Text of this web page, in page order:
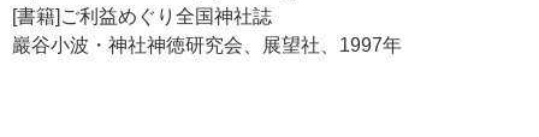
[書籍]ご利益めぐり全国神社誌
巖谷小波・神社神徳研究会、展望社、1997年